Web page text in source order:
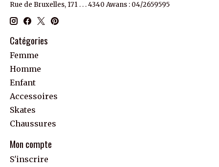
Rue de Bruxelles, 171 . . . 4340 Awans : 04/2659595
Catégories
Femme
Homme
Enfant
Accessoires
Skates
Chaussures
Mon compte
S'inscrire